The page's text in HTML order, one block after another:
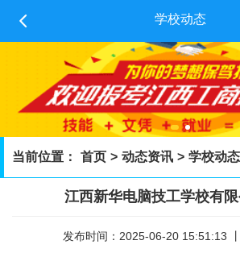
 学校动态
当前位置： 首页 > 动态资讯 > 学校动态
江西新华电脑技工学校有
发布时间：2025-06-20 15:51:13